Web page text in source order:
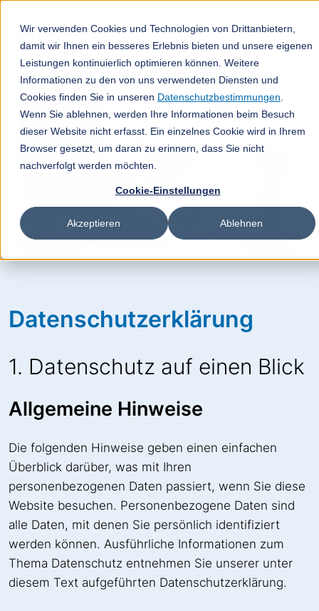
Wir verwenden Cookies und Technologien von Drittanbietern,
damit wir Ihnen ein besseres Erlebnis bieten und unsere eigenen
Leistungen kontinuierlich optimieren können. Weitere
Informationen zu den von uns verwendeten Diensten und
Cookies finden Sie in unseren Datenschutzbestimmungen
Wenn Sie ablehnen, werden Ihre Informationen beim Besuch
dieser Website nicht erfasst. Ein einzelnes Cookie wird in Ihrem
Browser gesetzt, um daran zu erinnern, dass Sie nicht
nachverfolgt werden möchten.
Cookie-Einstellungen
Akzeptieren Ablehnen
Datenschutzerklärung
1. Datenschutz auf einen Blick
Allgemeine Hinweise
Die folgenden Hinweise geben einen einfachen
Überblick darüber, was mit Ihren
personenbezogenen Daten passiert, wenn Sie diese
Website besuchen. Personenbezogene Daten sind
alle Daten, mit denen Sie persönlich identifiziert
werden können. Ausführliche Informationen zum
Thema Datenschutz entnehmen Sie unserer unter
diesem Text aufgeführten Datenschutzerklärung.